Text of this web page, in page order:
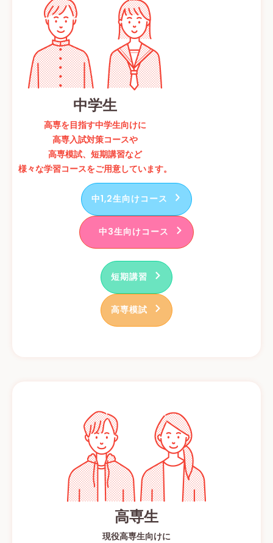
中学生
高専を目指す中学生向けに
高専入試対策コースや
高専模試、短期講習など
様々な学習コースをご用意しています。
中1,2生向けコース
中3生向けコース
短期講習
高専模試
高専生
現役高専生向けに